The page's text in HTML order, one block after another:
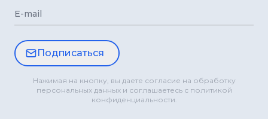
E-mail
Подписаться
Нажимая на кнопку, вы даете согласие на обработку
персональных данных и соглашаетесь с политикой
конфиденциальности.